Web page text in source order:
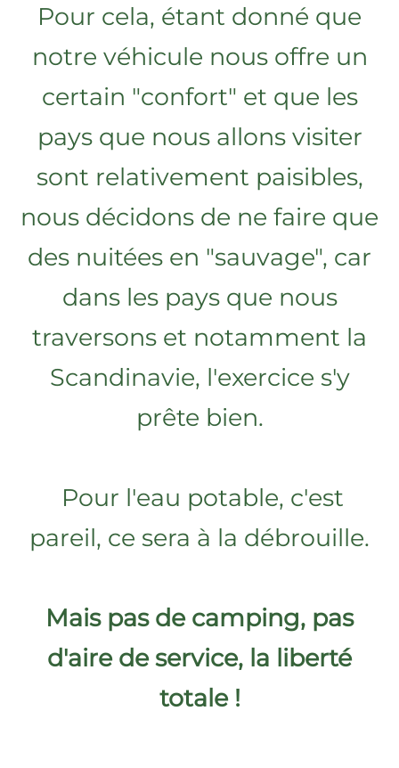
Pour cela, étant donné que
notre véhicule nous offre un
certain "confort" et que les
pays que nous allons visiter
sont relativement paisibles,
nous décidons de ne faire que
des nuitées en "sauvage", car
dans les pays que nous
traversons et notamment la
Scandinavie, l'exercice s'y
prête bien.
Pour l'eau potable, c'est
pareil, ce sera à la débrouille.
Mais pas de camping, pas
d'aire de service, la liberté
totale !